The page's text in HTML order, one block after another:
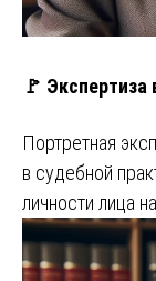
🚩 Экспертиза
Портретная
в судебной
личности лица на